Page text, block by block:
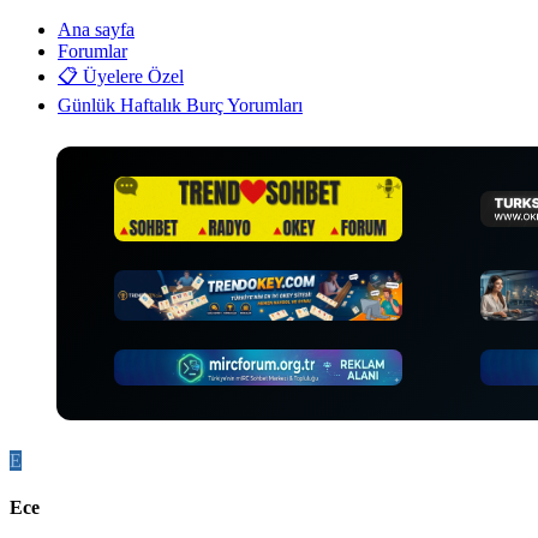
Ana sayfa
Forumlar
📋 Üyelere Özel
Günlük Haftalık Burç Yorumları
E
Ece
•